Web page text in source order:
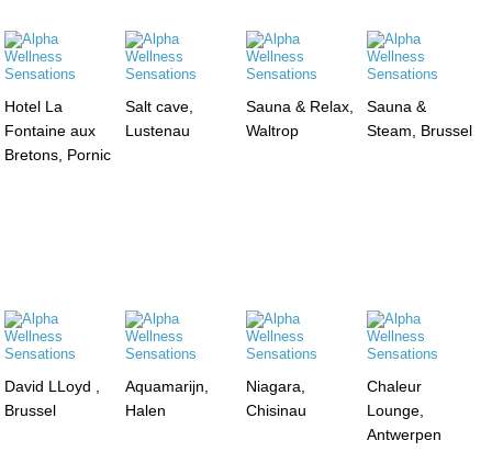
Hotel La
Fontaine aux
Bretons, Pornic
Salt cave,
Lustenau
Sauna & Relax,
Waltrop
Sauna &
Steam, Brussel
David LLoyd ,
Brussel
Aquamarijn,
Halen
Niagara,
Chisinau
Chaleur
Lounge,
Antwerpen